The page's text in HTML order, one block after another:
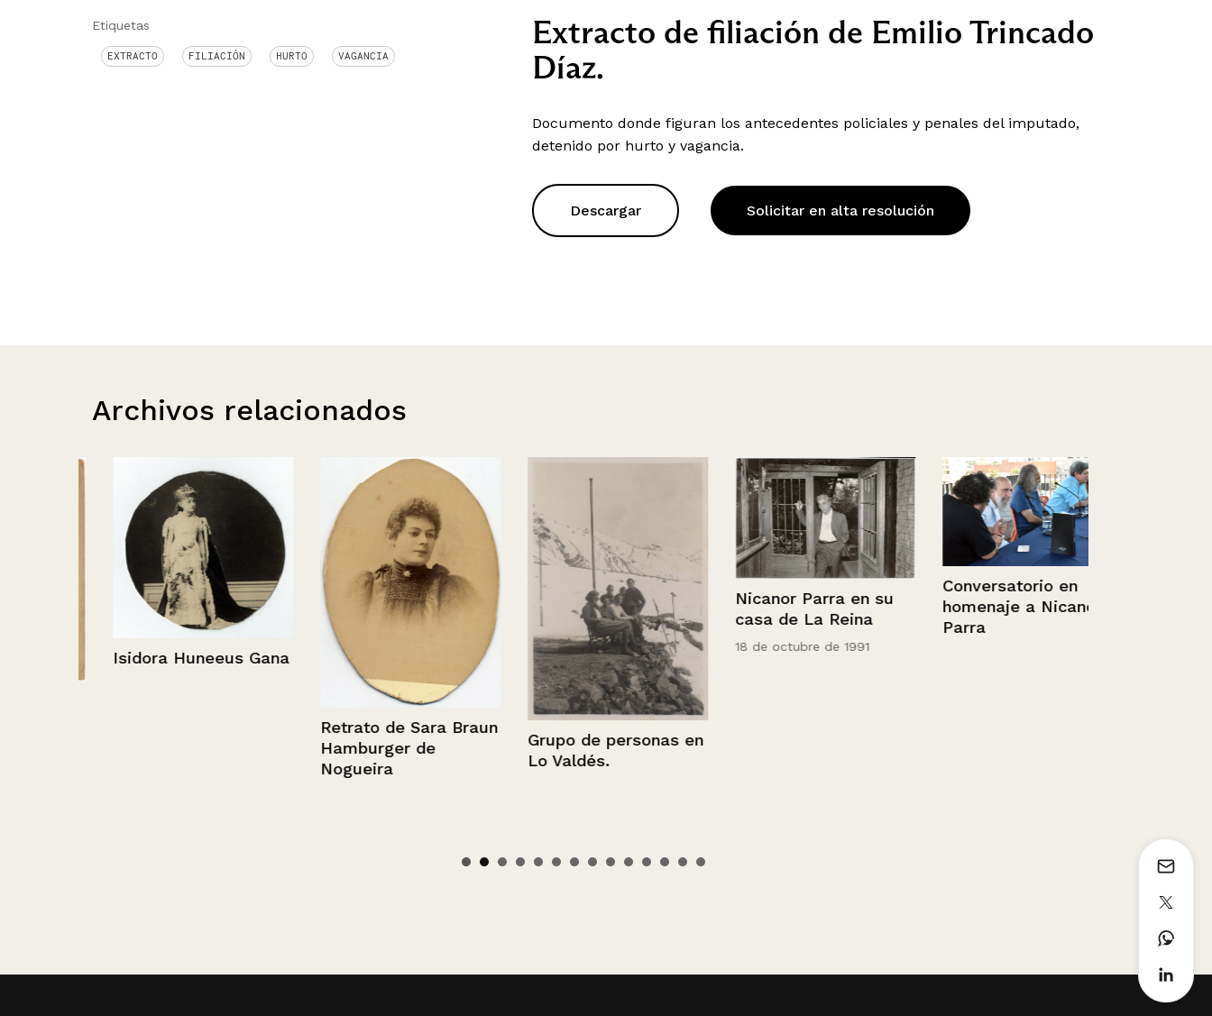
Etiquetas
EXTRACTO FILIACIÓN HURTO VAGANCIA
Extracto de filiación de Emilio Trincado
Díaz.
Documento donde figuran los antecedentes policiales y penales del imputado,
detenido por hurto y vagancia.
Descargar Solicitar en alta resolución
Archivos relacionados
Isidora Huneeus Gana
Retrato de Sara Braun
Hamburger de
Nogueira
Grupo de personas en
Lo Valdés.
Nicanor Parra en su
casa de La Reina
18 de octubre de 1991
Conversatorio en
homenaje a Nicanor
Parra